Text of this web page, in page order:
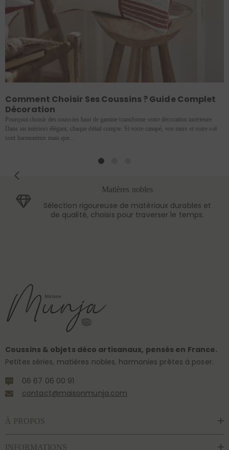
Comment Choisir Ses Coussins ? Guide Complet
Décoration
Pourquoi choisir des coussins haut de gamme transforme votre décoration intérieure
Dans un intérieur élégant, chaque détail compte. Si votre canapé, vos murs et votre sol
sont harmonieux mais que...
Matières nobles
Sélection rigoureuse de matériaux durables et
de qualité, choisis pour traverser le temps.
Coussins & objets déco artisanaux, pensés en France.
Petites séries, matières nobles, harmonies prêtes à poser.
06 67 06 00 91
contact@maisonmunja.com
À PROPOS
INFORMATIONS